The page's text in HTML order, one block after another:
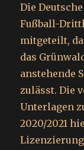
Die
Fußball-
mitgeteilt,
das
anstehende
zulässt. Die
Unterlagen
2020/2021